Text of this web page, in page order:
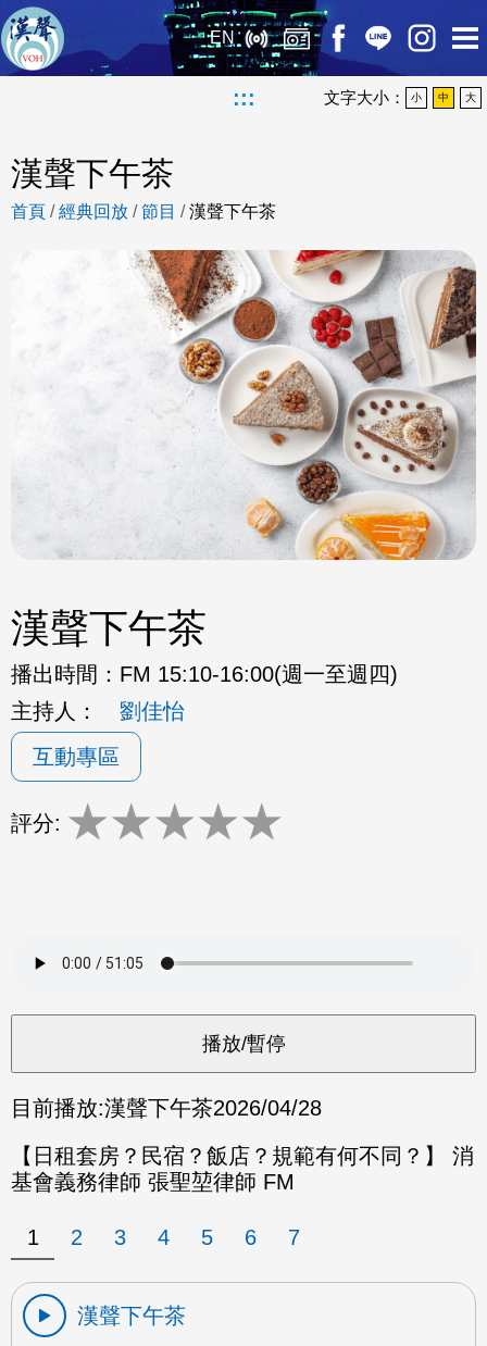
EN
::: 文字大小： 小 中 大
漢聲下午茶
首頁 /經典回放 /節目 /漢聲下午茶
漢聲下午茶
播出時間： FM 15:10-16:00(週一至週四)
主持人：
劉佳怡
互動專區
評分: ★★★★★
目前播放:漢聲下午茶2026/04/28
【日租套房？民宿？飯店？規範有何不同？】 消
基會義務律師 張聖堃律師 FM
1 2 3 4 5 6 7
漢聲下午茶